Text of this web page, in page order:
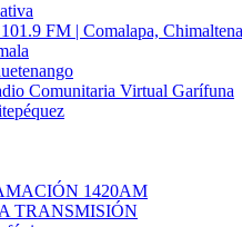
FM | Comalapa,
Comunitaria Virtual Garífuna
1420AM
TRANSMISIÓN